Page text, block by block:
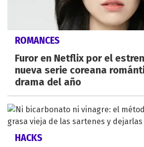
ROMANCES
Furor en Netflix por el
nueva serie coreana
drama del año
HACKS